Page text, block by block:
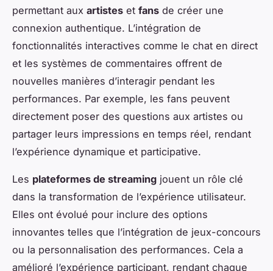
permettant aux artistes et fans de créer une
connexion authentique. L’intégration de
fonctionnalités interactives comme le chat en direct
et les systèmes de commentaires offrent de
nouvelles manières d’interagir pendant les
performances. Par exemple, les fans peuvent
directement poser des questions aux artistes ou
partager leurs impressions en temps réel, rendant
l’expérience dynamique et participative.
Les plateformes de streaming jouent un rôle clé
dans la transformation de l’expérience utilisateur.
Elles ont évolué pour inclure des options
innovantes telles que l’intégration de jeux-concours
ou la personnalisation des performances. Cela a
amélioré l’expérience participant, rendant chaque